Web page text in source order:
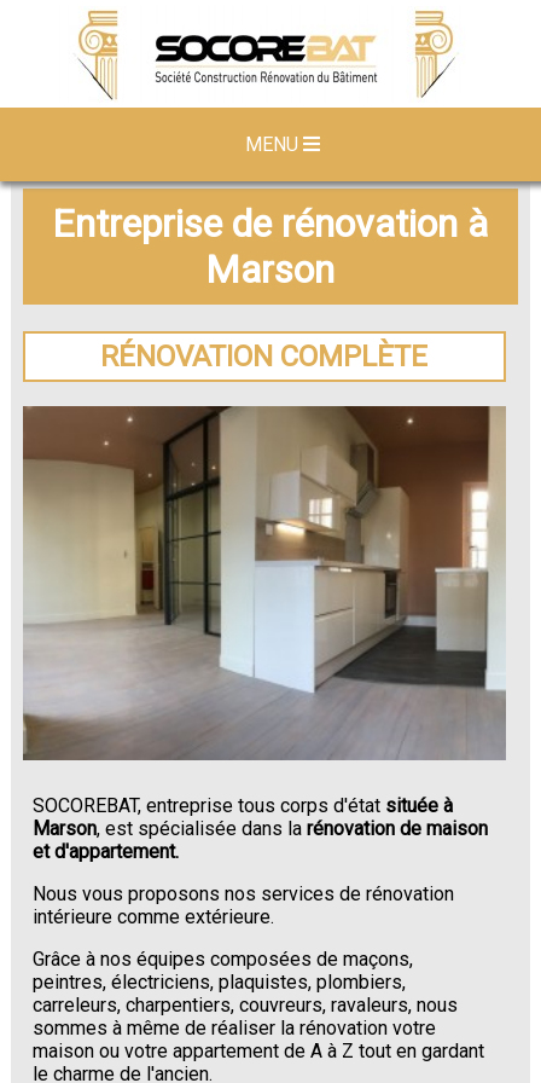
MENU
Entreprise de rénovation à
Marson
RÉNOVATION COMPLÈTE
SOCOREBAT, entreprise tous corps d'état située à
Marson, est spécialisée dans larénovation de maison
et d'appartement.
Nous vous proposons nos services de rénovation
intérieure comme extérieure.
Grâce à nos équipes composées de maçons,
peintres, électriciens, plaquistes, plombiers,
carreleurs, charpentiers, couvreurs, ravaleurs, nous
sommes à même de réaliser la rénovation votre
maison ou votre appartement de A à Z tout en gardant
le charme de l'ancien.